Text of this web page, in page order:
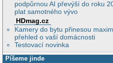
podpůrnou AI převýší do roku
plat samotného vývo
HDmag.cz
Kamery do bytu přinesou
přehled o vaší domácnosti
Testovací novinka
Píšeme jinde